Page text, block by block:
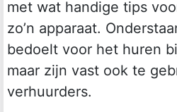
met wat handige tips
zo’n apparaat.
bedoelt voor het huren
maar zijn vast ook te
verhuurders.